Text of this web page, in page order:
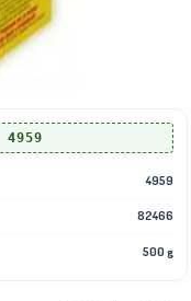
4959
4959
82466
500 g